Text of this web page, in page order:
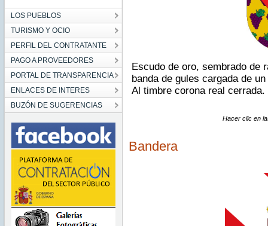
LOS PUEBLOS
TURISMO Y OCIO
PERFIL DEL CONTRATANTE
PAGO A PROVEEDORES
PORTAL DE TRANSPARENCIA
ENLACES DE INTERES
BUZÓN DE SUGERENCIAS
Escudo de oro, sembrado de
banda de gules cargada de
Al timbre corona real cerrada.
Hacer clic en
Bandera